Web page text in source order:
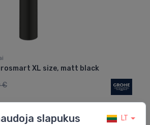
XL size, matt black
€
slapukus LT